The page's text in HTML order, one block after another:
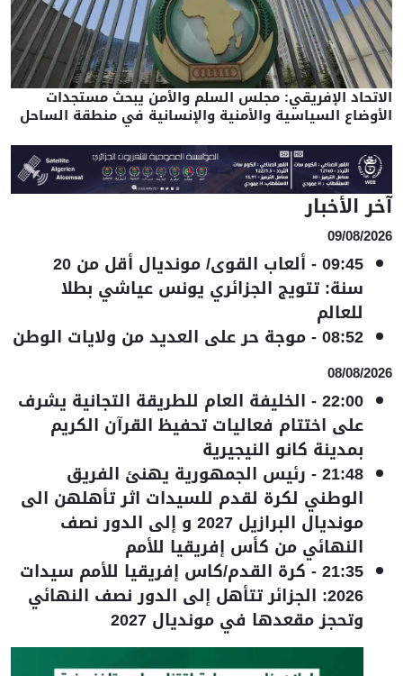
الاتحاد الإفريقي: مجلس السلم والأمن يبحث مستجدات
الأوضاع السياسية والأمنية والإنسانية في منطقة الساحل
آخر الأخبار
09/08/2026
09:45
- ألعاب القوى/ مونديال أقل من 20
سنة: تتويج الجزائري يونس عياشي بطلا
للعالم
08:52
-موجة حر على العديد من ولايات الوطن
08/08/2026
22:00
- الخليفة العام للطريقة التجانية يشرف
على اختتام فعاليات تحفيظ القرآن الكريم
بمدينة كانو النيجيرية
21:48
- رئيس الجمهورية يهنئ الفريق
الوطني لكرة لقدم للسيدات اثر تأهلهن الى
مونديال البرازيل 2027 و إلى الدور نصف
النهائي من كأس إفريقيا للأمم
21:35
-كرة القدم/كاس إفريقيا للأمم سيدات
2026: الجزائر تتأهل إلى الدور نصف النهائي
وتحجز مقعدها في مونديال 2027